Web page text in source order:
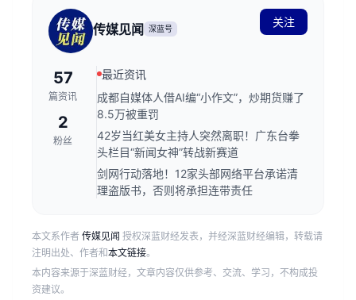
传媒见闻 深蓝号
关注
57
篇资讯
2
粉丝
最近资讯
成都自媒体人借AI编“小作文”，炒期货赚了
8.5万被重罚
42岁当红美女主持人突然离职！广东台拳
头栏目“新闻女神”转战新赛道
剑网行动落地！12家头部网络平台承诺清
理盗版书，否则将承担连带责任
本文系作者 传媒见闻 授权深蓝财经发表，并经深蓝财经编辑，转载请
注明出处、作者和本文链接。
本内容来源于深蓝财经，文章内容仅供参考、交流、学习，不构成投
资建议。